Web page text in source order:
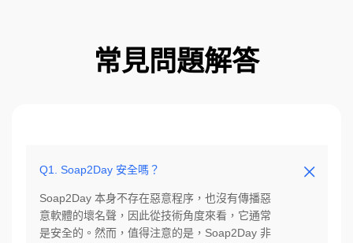
常見問題解答
Q1. Soap2Day 安全嗎？
Soap2Day 本身不存在惡意程序，也沒有傳播惡
意軟體的壞名聲，因此從技術角度來看，它通常
是安全的。然而，值得注意的是，Soap2Day 非